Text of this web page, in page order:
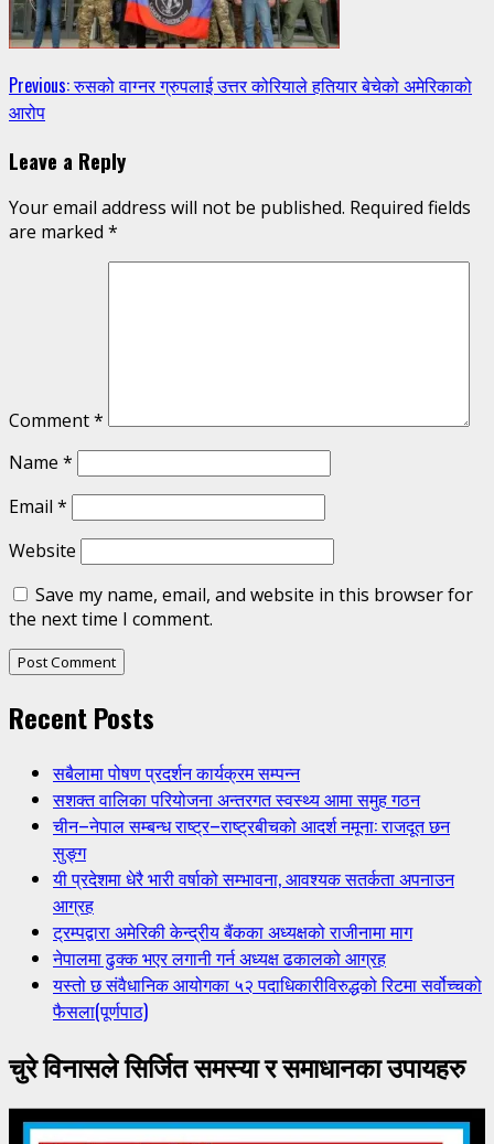
Continue
Reading
Previous:रुसको वाग्नर ग्रुपलाई उत्तर कोरियाले हतियार बेचेको अमेरिकाको
आरोप
Leave a Reply
Your email address will not be published. Required fields
are marked *
Comment*
Name *
Email *
Website
Save my name, email, and website in this browser for
the next time I comment.
Recent Posts
सबैलामा पोषण प्रदर्शन कार्यक्रम सम्पन्न
सशक्त वालिका परियोजना अन्तरगत स्वस्थ्य आमा समुह गठन
चीन–नेपाल सम्बन्ध राष्ट्र–राष्ट्रबीचको आदर्श नमूना: राजदूत छन
सुङ्ग
यी प्रदेशमा धेरै भारी वर्षाको सम्भावना, आवश्यक सतर्कता अपनाउन
आग्रह
ट्रम्पद्वारा अमेरिकी केन्द्रीय बैंकका अध्यक्षको राजीनामा माग
नेपालमा ढुक्क भएर लगानी गर्न अध्यक्ष ढकालको आग्रह
यस्तो छ संवैधानिक आयोगका ५२ पदाधिकारीविरुद्धको रिटमा सर्वोच्चको
फैसला(पूर्णपाठ)
चुरे विनासले सिर्जित समस्या र समाधानका उपायहरु